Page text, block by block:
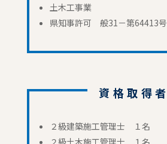
土木工事業
県知事許可 般31－第64413号
資格取得者
２級建築施工管理士 １名
２級土木施工管理士 １名